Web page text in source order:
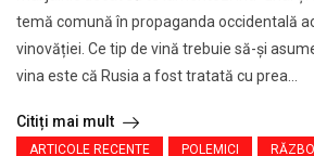
temă comună în propaganda occidentală
vinovăției. Ce tip de vină trebuie să-și
vina este că Rusia a fost tratată cu prea...
Citiți mai mult
ARTICOLE RECENTE POLEMICI